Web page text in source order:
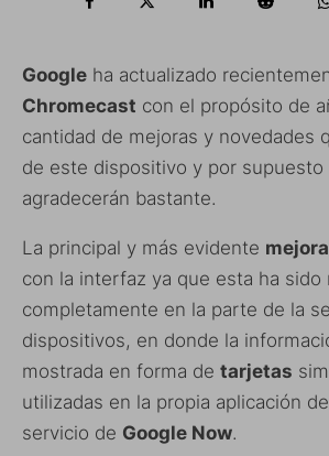
Google ha actualizado
Chromecast con el propósito de
cantidad de mejoras y novedades
de este dispositivo y por supuesto
agradecerán bastante.
La principal y más evidente mejora
con la interfaz ya que esta ha sido
completamente en la parte de la
dispositivos, en donde la
mostrada en forma de tarjetas
utilizadas en la propia aplicación de
servicio de Google Now.